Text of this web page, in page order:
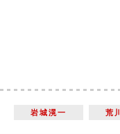
岩城滉一 荒